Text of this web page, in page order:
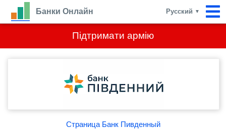
Підтримати армію
Банки Онлайн Русский ▼
Страница Банк Пивденный